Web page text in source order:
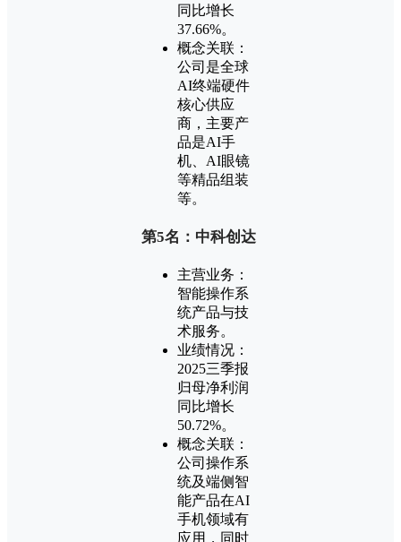
同比增长
37.66%。
概念关联：
公司是全球
AI终端硬件
核心供应
商，主要产
品是AI手
机、AI眼镜
等精品组装
等。
第5名：中科创达
主营业务：
智能操作系
统产品与技
术服务。
业绩情况：
2025三季报
归母净利润
同比增长
50.72%。
概念关联：
公司操作系
统及端侧智
能产品在AI
手机领域有
应用，同时